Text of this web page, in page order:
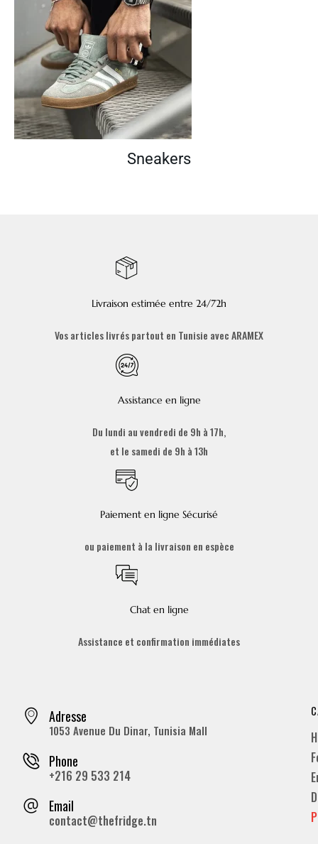
Sneakers
Livraison estimée entre 24/72h
Vos articles livrés partout en Tunisie avec ARAMEX
Assistance en ligne
Du lundi au vendredi de 9h à 17h,
et le samedi de 9h à 13h
Paiement en ligne Sécurisé
ou paiement à la livraison en espèce
Chat en ligne
Assistance et confirmation immédiates
Adresse
1053 Avenue Du Dinar, Tunisia Mall
Phone
+216 29 533 214
Email
contact@thefridge.tn